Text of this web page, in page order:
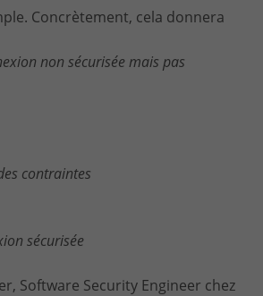
Concrètement, cela donnera
non sécurisée mais pas
contraintes
sécurisée
Software Security Engineer chez